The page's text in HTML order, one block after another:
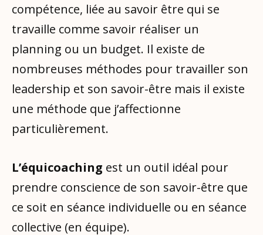
compétence, liée au savoir être qui se
travaille comme savoir réaliser un
planning ou un budget. Il existe de
nombreuses méthodes pour travailler son
leadership et son savoir-être mais il existe
une méthode que j’affectionne
particulièrement.
L’équicoaching est un outil idéal pour
prendre conscience de son savoir-être que
ce soit en séance individuelle ou en séance
collective (en équipe).